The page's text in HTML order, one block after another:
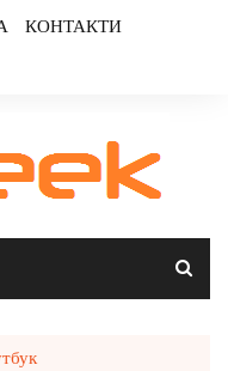
КОНТАКТИ